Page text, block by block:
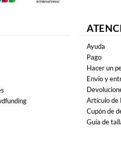
Ayuda
Pago
Hacer un
Envío y
Artículo de
Cupón de
Guía de